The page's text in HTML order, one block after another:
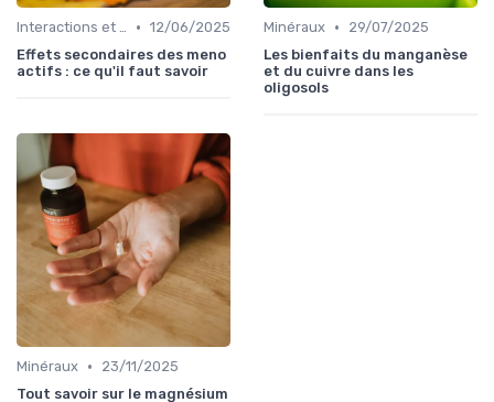
Interactions et contre-indications • 12/06/2025
Effets secondaires des meno
actifs : ce qu'il faut savoir
Minéraux •
29/07/2025
Les bienfaits du manganèse
et du cuivre dans les
oligosols
Minéraux •
23/11/2025
Tout savoir sur le magnésium